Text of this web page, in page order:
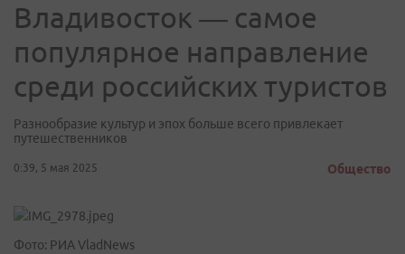
Владивосток — самое
популярное направление
среди российских туристов
Разнообразие культур и эпох больше всего привлекает
путешественников
0:39, 5 мая 2025 Общество
Фото: РИА VladNews